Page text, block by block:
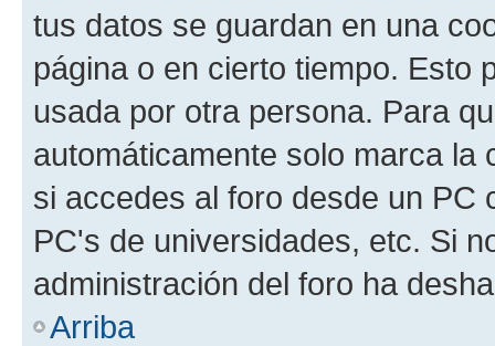
tus datos se guardan en una
página o en cierto tiempo. Esto
usada por otra persona. Para
automáticamente solo marca la
si accedes al foro desde un PC
PC's de universidades, etc. Si
administración del foro ha
Arriba